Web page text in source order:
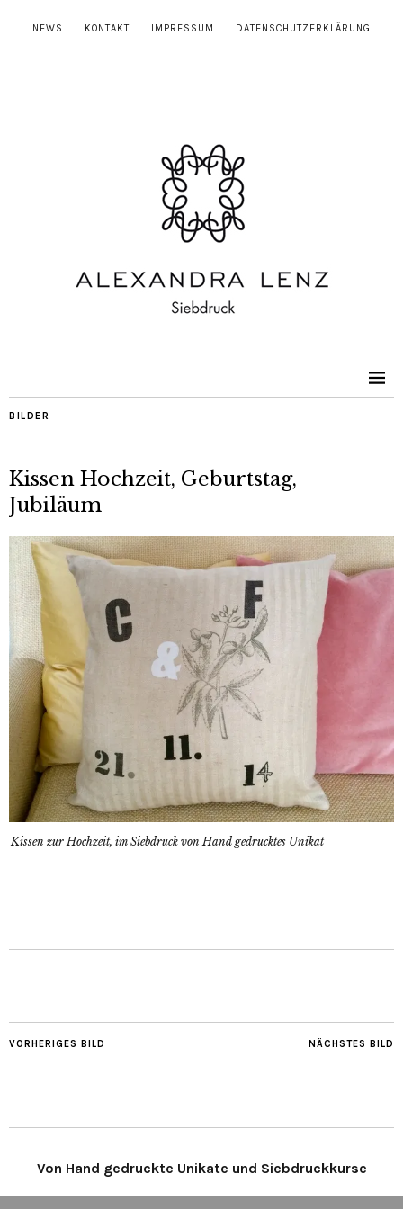
NEWS KONTAKT IMPRESSUM DATENSCHUTZERKLÄRUNG
BILDER
Kissen Hochzeit, Geburtstag,
Jubiläum
Kissen zur Hochzeit, im Siebdruck von Hand gedrucktes Unikat
NÄCHSTES BILD
VORHERIGES BILD
Von Hand gedruckte Unikate und Siebdruckkurse